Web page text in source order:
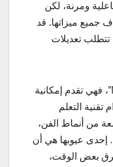
ومرنة، لكن
جميع ميزاتها. قد
تتطلب تعديلات
أما بالنسبة لـ “NightCafe Creator”، فهي تقدم إمكانية
التعلم
من أنماط الفن،
إحدى عيوبها هي أن
بعض الوقت،